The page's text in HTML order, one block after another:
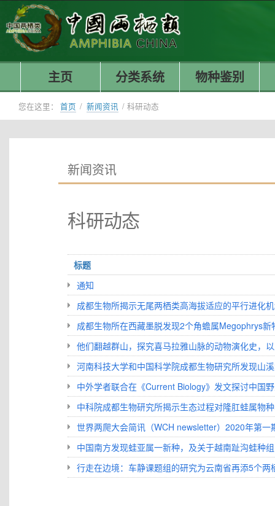
主页 分类系统 物种鉴别
您在这里： 首页 / 新闻资讯 / 科研动态
新闻资讯
科研动态
标题
通知
成都生物所揭示无尾两栖类高海拔适应的平行进化
成都生物所在西藏墨脱发现2个角蟾属Megophrys新
他们翻越群山，探究喜马拉雅山脉的动物演化史，
河南科技大学和中国科学院成都生物研究所发现
中外学者联合在《Current Biology》发文探讨中国
中科院成都生物研究所揭示生态过程对隆肛蛙属物
世界两爬大会简讯（WCH newsletter）2020年第一
中国南方发现蛙亚属一新种，及关于越南趾沟蛙种
行走在边境：车静课题组的研究为云南省再添5个两